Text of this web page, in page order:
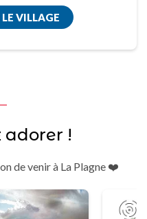
VILLAGE
adorer !
de venir à La Plagne ❤️